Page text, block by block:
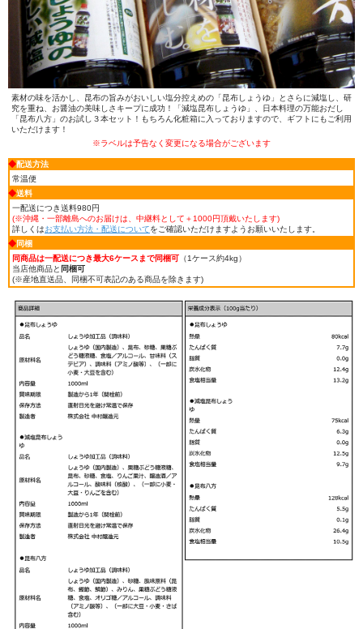
素材の味を活かし、昆布の旨みがおいしい塩分控えめの「昆布しょうゆ」とさらに減塩し、研
究を重ね、お醤油の美味しさキープに成功！「減塩昆布しょうゆ」、日本料理の万能おだし
「昆布八方」のお試し３本セット！もちろん化粧箱に入っておりますので、ギフトにもご利用
いただけます！
※ラベルは予告なく変更になる場合がございます
◆配送方法
常温便
◆送料
一配送につき送料980円
(※沖縄・一部離島へのお届けは、中継料として＋1000円頂戴いたします)
詳しくはお支払い方法・配送についてをご確認いただけますようお願いいたします。
◆同梱
同商品は一配送につき最大6ケースまで同梱可 （1ケース約4kg）
当店他商品と 同梱可
(※産地直送品、同梱不可表記のある商品を除きます)